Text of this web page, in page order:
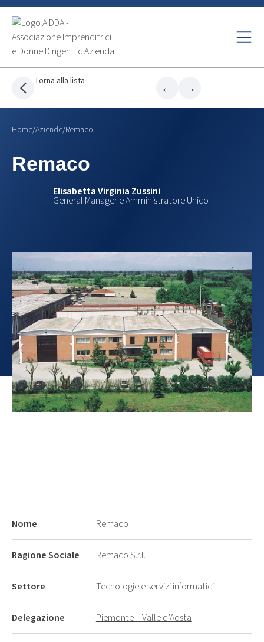
Torna alla lista ← →
Home/Aziende/Remaco
Remaco
Elisabetta Virginia Zussini
General Manager e Amministratore Unico
Nome Remaco
Ragione Sociale Remaco S.r.l.
Settore Tecnologie e servizi informatici
Delegazione Piemonte – Valle d’Aosta